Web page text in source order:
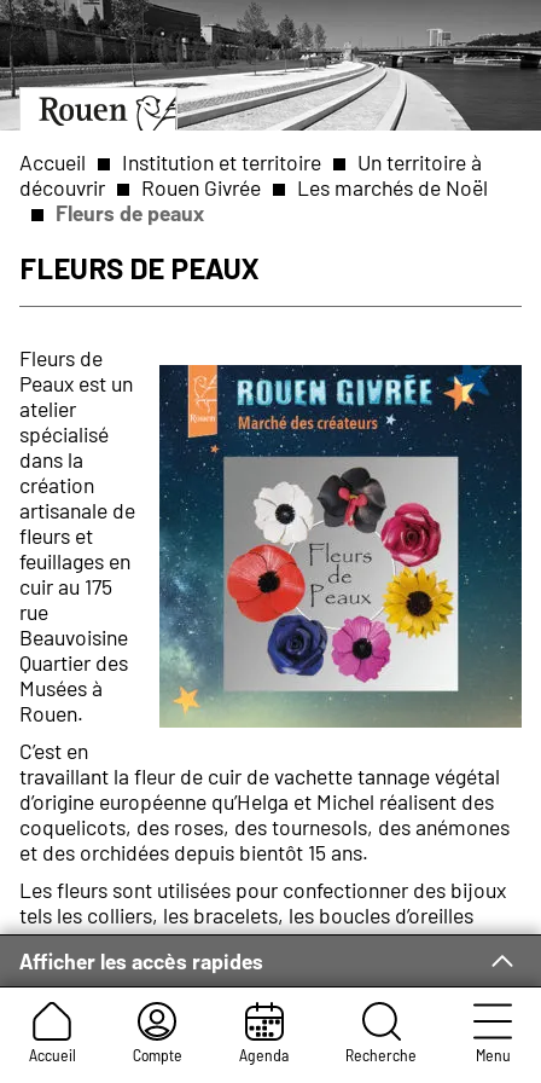
Aller
au
contenu
principal
Aller
à
la
page
d’accueil
Slide
of
1
Accueil Compte Agenda Recherche Menu
d'Ariane
Accueil Institution et territoire
Un territoire à
découvrir
Rouen Givrée
Les marchés de Noël
Fleurs de peaux
Fleurs de peaux
Afficher les accès rapides
Fleurs de
Peaux est un
atelier
spécialisé
dans la
création
artisanale de
fleurs et
feuillages en
cuir au 175
rue
Beauvoisine
Quartier des
Musées à
Rouen.
C’est en
travaillant la fleur de cuir de vachette tannage végétal
d’origine européenne qu’Helga et Michel réalisent des
coquelicots, des roses, des tournesols, des anémones
et des orchidées depuis bientôt 15 ans.
Les fleurs sont utilisées pour confectionner des bijoux
tels les colliers, les bracelets, les boucles d’oreilles
bagues, broches et accessoires cheveux aux couleurs
de la nature qui allient finesse, féminité et originalité.
Un large choix de ceintures, bracelets en cuir imprimé
et bracelets montres complète la collection des
créations artisanales.